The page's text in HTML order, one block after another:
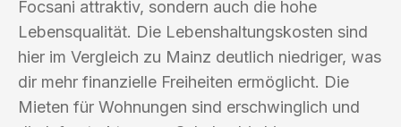
Focsani attraktiv, sondern auch die hohe
Lebensqualität. Die Lebenshaltungskosten sind
hier im Vergleich zu Mainz deutlich niedriger, was
dir mehr finanzielle Freiheiten ermöglicht. Die
Mieten für Wohnungen sind erschwinglich und